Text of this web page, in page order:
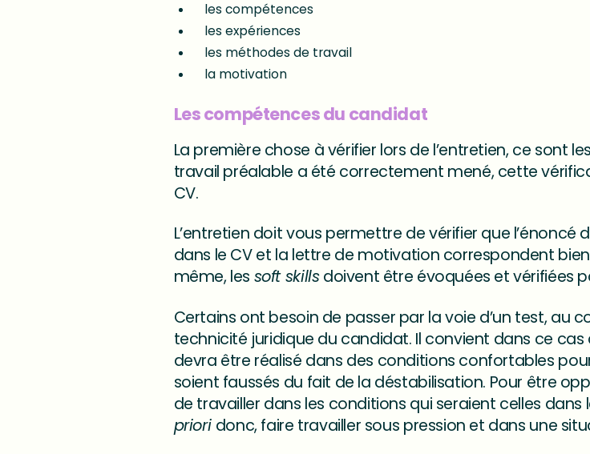
les compétences
les expériences
les méthodes de travail
la motivation
Les compétences du candidat
La première chose à vérifier lors de l’entretien, ce sont
travail préalable a été correctement mené, cette
CV.
L’entretien doit vous permettre de vérifier que
dans le CV et la lettre de motivation correspondent
même, les soft skillsdoivent être évoquées et vérifiées
Certains ont besoin de passer par la voie d’un test, au
technicité juridique du candidat. Il convient dans ce
devra être réalisé dans des conditions confortables
soient faussés du fait de la déstabilisation. Pour être
de travailler dans les conditions qui seraient celles dans
priori donc, faire travailler sous pression et dans une